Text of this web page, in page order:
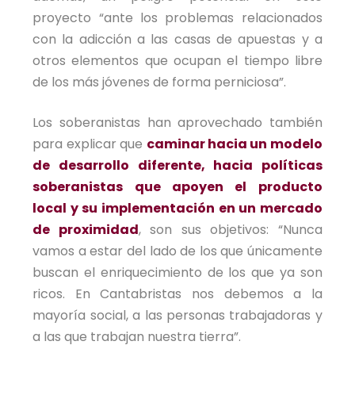
proyecto “ante los problemas relacionados
con la adicción a las casas de apuestas y a
otros elementos que ocupan el tiempo libre
de los más jóvenes de forma perniciosa”.
Los soberanistas han aprovechado también
para explicar que caminar hacia un modelo
de desarrollo diferente, hacia políticas
soberanistas que apoyen el producto
local y su implementación en un mercado
de proximidad, son sus objetivos: “Nunca
vamos a estar del lado de los que únicamente
buscan el enriquecimiento de los que ya son
ricos. En Cantabristas nos debemos a la
mayoría social, a las personas trabajadoras y
a las que trabajan nuestra tierra”.